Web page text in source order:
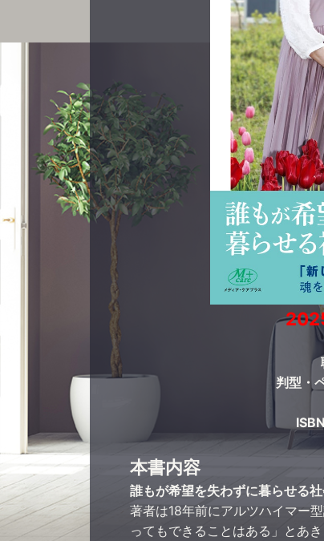
判型・
ISBN
本書内容
誰もが希望を失わずに暮らせる
著者は18年前にアルツハイマー
ってもできることはある」とあ